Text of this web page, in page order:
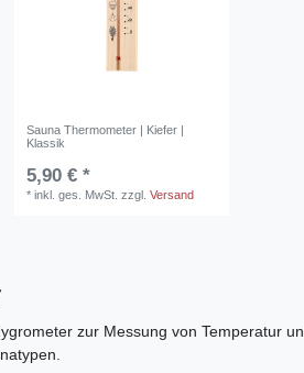
Sauna Thermometer | Kiefer |
Klassik
5,90 € *
*inkl. ges. MwSt. zzgl.Versand
zur Messung von Temperatur